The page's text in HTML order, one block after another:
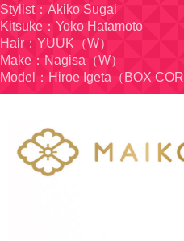
Stylist：Akiko Sugai
Kitsuke：Yoko Hatamoto
Hair：YUUK（W）
Make：Nagisa（W）
Model：Hiroe Igeta（BOX